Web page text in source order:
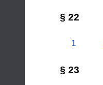
§ 22
1
§ 23